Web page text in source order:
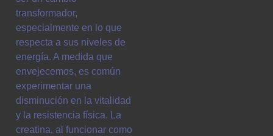
transformador,
especialmente en lo que
respecta a sus niveles de
energía. A medida que
envejecemos, es común
experimentar una
disminución en la vitalidad
y la resistencia física. La
creatina, al funcionar como